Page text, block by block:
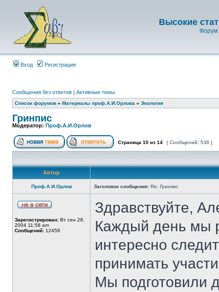
Высокие
Форум
Вход Регистрация
Сообщения без ответов | Активные темы
Список форумов » Материалы проф.А.И.Орлова » Экология
Гринпис
Модератор: Проф.А.И.Орлов
Страница 10 из 14 [ Сообщений: 538 ]
Автор
Проф.А.И.Орлов Заголовок сообщения: Re: Гринпис
Зарегистрирован: Вт сен 28,
2004 11:58 am
Сообщений: 12459
Здравствуйте,
Каждый день мы
интересно
принимать
Мы подготовили